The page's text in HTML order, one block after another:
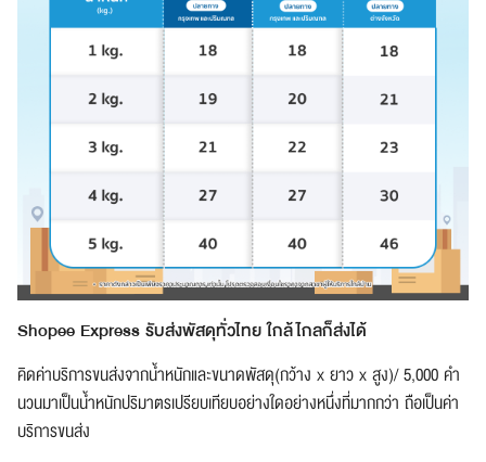
Shopee Express รับส่งพัสดุทั่วไทย ใกล้ไกลก็ส่งได้
คิดค่าบริการขนส่งจากน้ำหนักและขนาดพัสดุ(กว้าง x ยาว x สูง)/ 5,000 คำ
นวนมาเป็นน้ำหนักปริมาตรเปรียบเทียบอย่างใดอย่างหนึ่งที่มากกว่า ถือเป็นค่า
บริการขนส่ง